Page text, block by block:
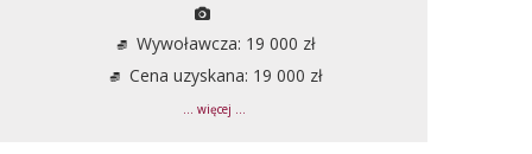
Wywoławcza: 19 000 zł
Cena uzyskana: 19 000 zł
... więcej ...